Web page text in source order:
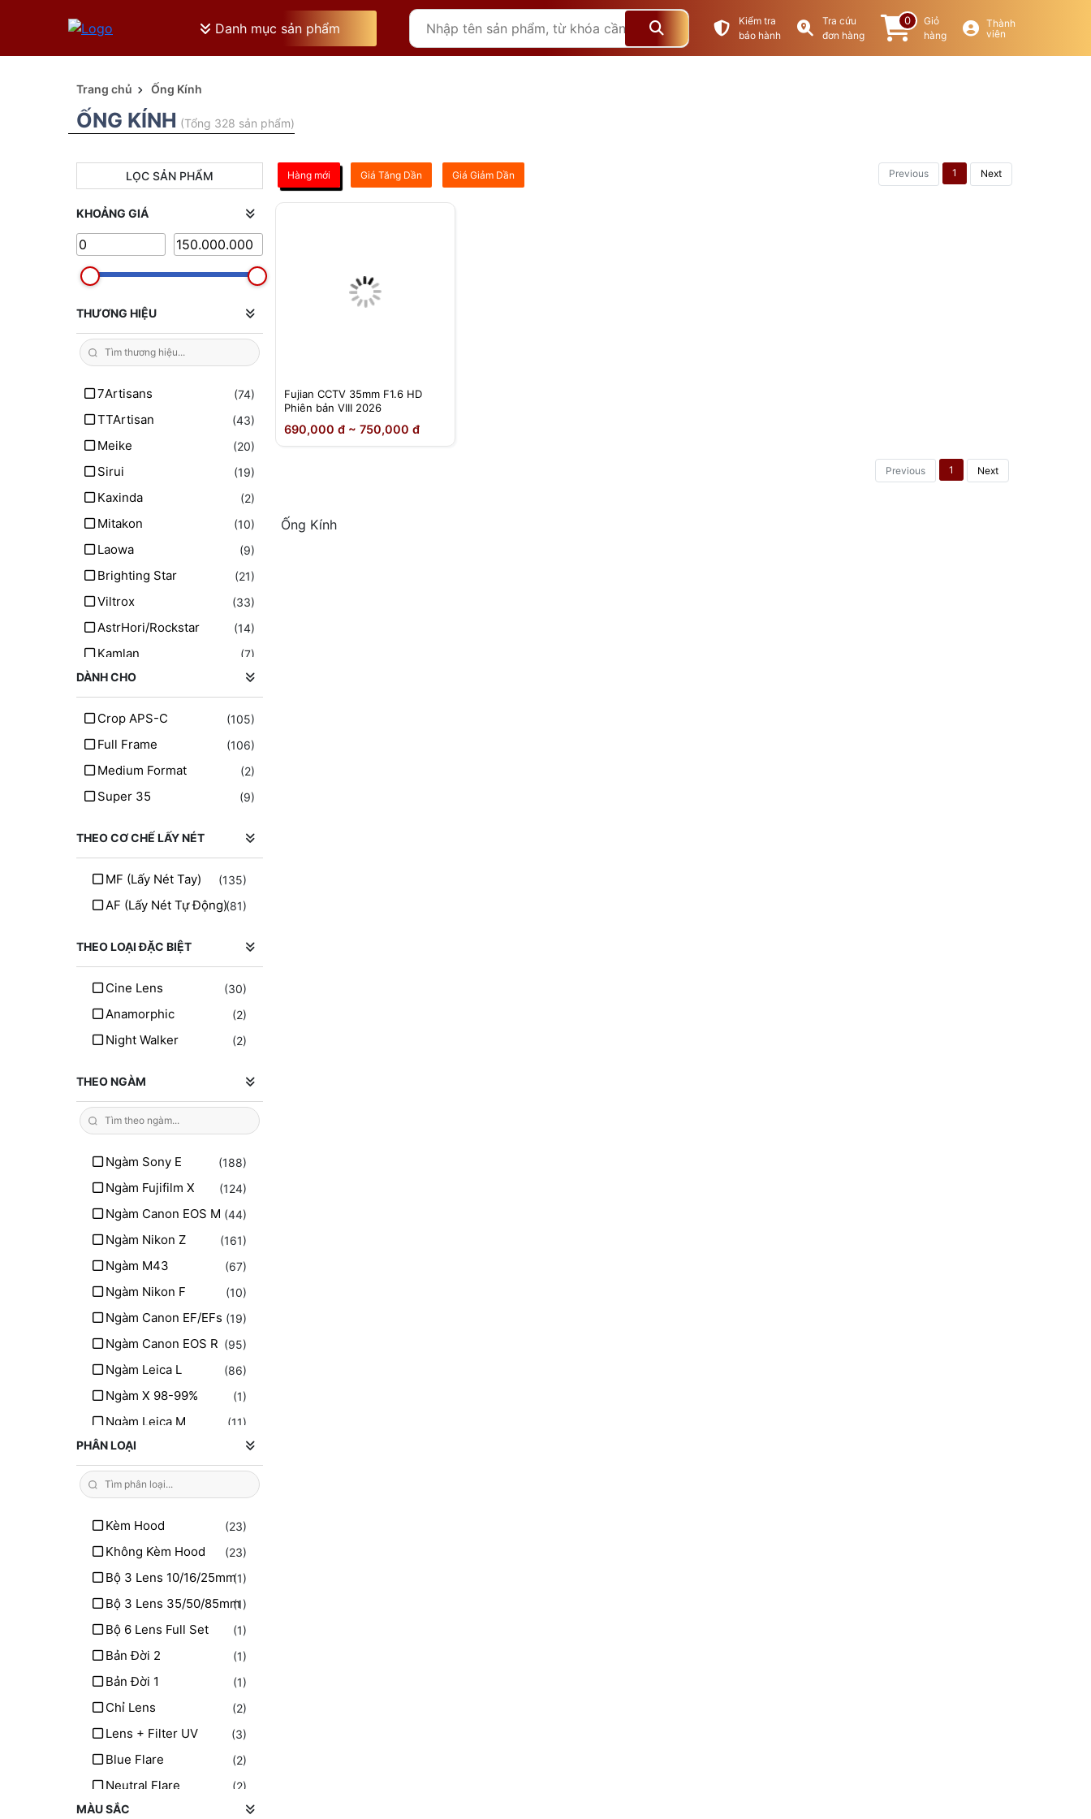
Danh mục sản phẩm
Kiểm tra
bảo hành
Tra cứu
đơn hàng
0
Giỏ
hàng
Thành
viên
Trang chủ Ống Kính
ỐNG KÍNH (Tổng 328 sản phẩm)
LỌC SẢN PHẨM
KHOẢNG GIÁ
THƯƠNG HIỆU
7Artisans (74)
TTArtisan (43)
Meike (20)
Sirui (19)
Kaxinda (2)
Mitakon (10)
Laowa (9)
Brighting Star (21)
Viltrox (33)
AstrHori/Rockstar (14)
Kamlan (7)
Vistilen (7)
Megadap (1)
SG Image (2)
Yongnou (5)
DÀNH CHO
Crop APS-C (105)
Full Frame (106)
Medium Format (2)
Super 35 (9)
THEO CƠ CHẾ LẤY NÉT
MF (lấy Nét Tay) (135)
AF (lấy Nét Tự Động)(81)
THEO LOẠI ĐẶC BIỆT
Cine Lens (30)
Anamorphic (2)
Night Walker (2)
THEO NGÀM
Ngàm Sony E (188)
Ngàm Fujifilm X (124)
Ngàm Canon EOS M (44)
Ngàm Nikon Z (161)
Ngàm M43 (67)
Ngàm Nikon F (10)
Ngàm Canon EF/EFs (19)
Ngàm Canon EOS R (95)
Ngàm Leica L (86)
Ngàm X 98-99% (1)
Ngàm Leica M (11)
Ngàm PL (11)
Ngàm Fujifilm GFX (9)
Ngàm Sony A (1)
Ngàm Pentax K (1)
Ngàm Hasselblad XCD(2)
PHÂN LOẠI
Kèm Hood (23)
Không Kèm Hood (23)
Bộ 3 Lens 10/16/25mm(1)
Bộ 3 Lens 35/50/85mm(1)
Bộ 6 Lens Full Set (1)
Bản Đời 2 (1)
Bản Đời 1 (1)
Chỉ Lens (2)
Lens + Filter UV (3)
Blue Flare (2)
Neutral Flare (2)
Ngàm M42 (2)
MÀU SẮC
Hàng mới Giá Tăng Dần Giá Giảm Dần Previous 1 Next
Fujian CCTV 35mm F1.6 HD
Phiên bản VIII 2026
690,000 đ ~ 750,000 đ
Previous 1 Next
Ống Kính